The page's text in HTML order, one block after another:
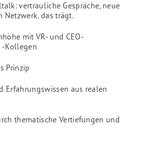
vertrauliche Gespräche, neue
Netzwerk, das trägt.
mit VR- und CEO-
Kollegen
Prinzip
Erfahrungswissen aus realen
thematische Vertiefungen und